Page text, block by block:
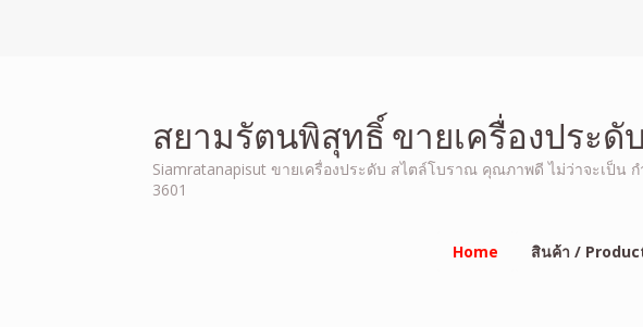
สยามรัตนพิสุทธิ์ ขายเครื่องประ
Siamratanapisut ขายเครื่องประดับ สไตล์โบราณ คุณภาพดี ไม่ว่าจะเป็น
3601
Home สินค้า /